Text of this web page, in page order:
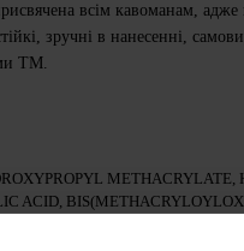
всім кавоманам,
зручні в нанесенні,
ТМ.
METHACRYLATE,
ACID,
CI 15850, CI 15985, CI